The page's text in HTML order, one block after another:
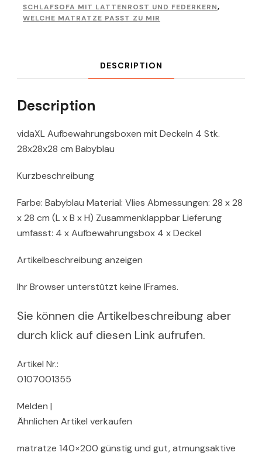
SCHLAFSOFA MIT LATTENROST UND FEDERKERN,
WELCHE MATRATZE PASST ZU MIR
DESCRIPTION
Description
vidaXL Aufbewahrungsboxen mit Deckeln 4 Stk.
28x28x28 cm Babyblau
Kurzbeschreibung
Farbe: Babyblau Material: Vlies Abmessungen: 28 x 28
x 28 cm (L x B x H) Zusammenklappbar Lieferung
umfasst: 4 x Aufbewahrungsbox 4 x Deckel
Artikelbeschreibung anzeigen
Ihr Browser unterstützt keine IFrames.
Sie können die Artikelbeschreibung aber
durch klick auf diesen Link aufrufen.
Artikel Nr.:
0107001355
Melden |
Ähnlichen Artikel verkaufen
matratze 140×200 günstig und gut, atmungsaktive